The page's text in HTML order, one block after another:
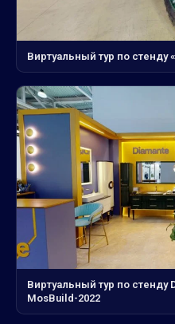
Виртуальный тур по
Виртуальный тур по стенду
MosBuild-2022